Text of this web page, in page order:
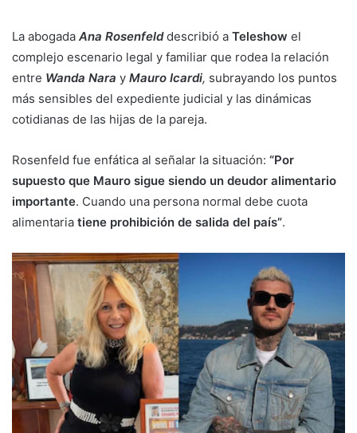
La abogada Ana Rosenfeld describió a Teleshow el
complejo escenario legal y familiar que rodea la relación
entre Wanda Nara y Mauro Icardi, subrayando los puntos
más sensibles del expediente judicial y las dinámicas
cotidianas de las hijas de la pareja.
Rosenfeld fue enfática al señalar la situación: “Por
supuesto que Mauro sigue siendo un deudor alimentario
importante. Cuando una persona normal debe cuota
alimentaria tiene prohibición de salida del país”.